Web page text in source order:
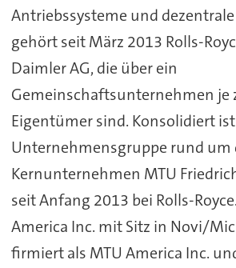
Antriebssysteme und
gehört seit März 2013 Rolls-
Daimler AG, die über ein
Gemeinschaftsunternehmen je
Eigentümer sind. Konsolidiert
Unternehmensgruppe rund um
Kernunternehmen MTU
seit Anfang 2013 bei Rolls-
America Inc. mit Sitz in Novi/
firmiert als MTU America Inc.